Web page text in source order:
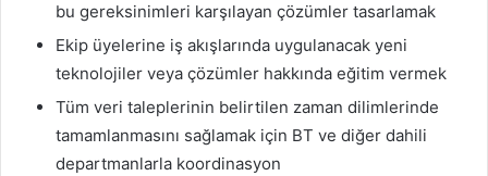
bu gereksinimleri karşılayan çözümler tasarlamak
Ekip üyelerine iş akışlarında uygulanacak yeni
teknolojiler veya çözümler hakkında eğitim vermek
Tüm veri taleplerinin belirtilen zaman dilimlerinde
tamamlanmasını sağlamak için BT ve diğer dahili
departmanlarla koordinasyon